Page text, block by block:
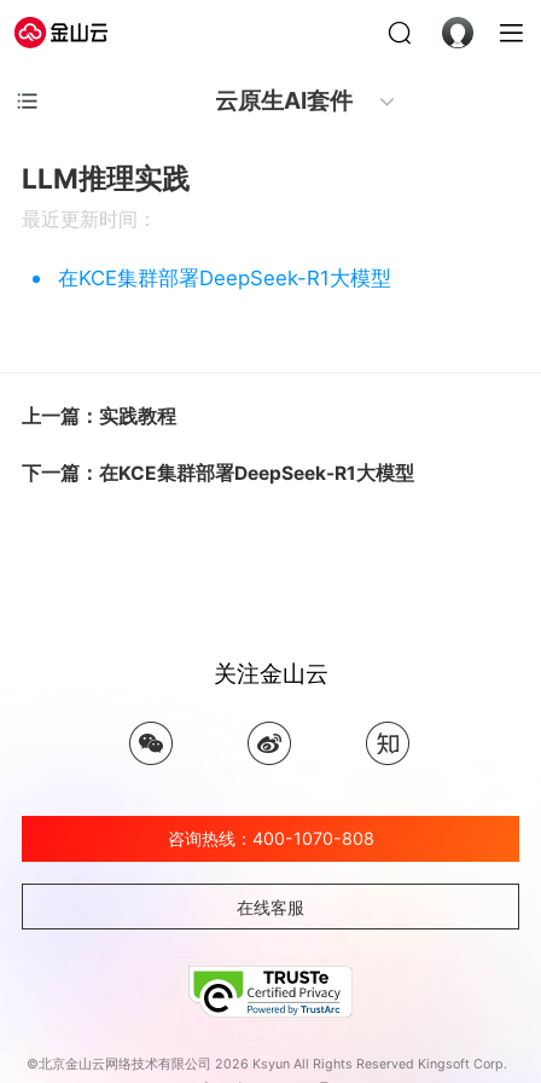
云原生AI套件
LLM推理实践
最近更新时间：
在KCE集群部署DeepSeek-R1大模型
上一篇：实践教程
下一篇：在KCE集群部署DeepSeek-R1大模型
关注金山云
咨询热线：400-1070-808
在线客服
©北京金山云网络技术有限公司 2026 Ksyun All Rights Reserved Kingsoft Corp.